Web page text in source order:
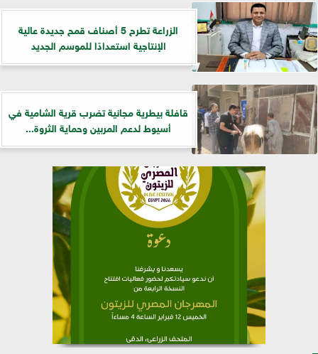
الزراعة تطرح 5 أصناف قمح جديدة عالية
الإنتاجية استعدادًا للموسم الجديد
قافلة بيطرية مجانية تضرب قرية الشامية في
أسيوط لدعم المربين وحماية الثروة...